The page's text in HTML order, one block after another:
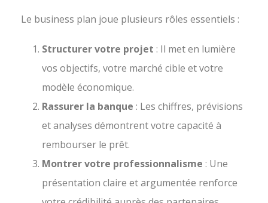
Le business plan joue plusieurs rôles essentiels :
Structurer votre projet : Il met en lumière
vos objectifs, votre marché cible et votre
modèle économique.
Rassurer la banque : Les chiffres, prévisions
et analyses démontrent votre capacité à
rembourser le prêt.
Montrer votre professionnalisme : Une
présentation claire et argumentée renforce